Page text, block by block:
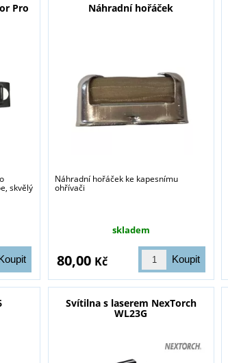
Pro
skvělý
Náhradní hořáček
Náhradní hořáček ke kapesnímu
ohřívači
skladem
80,00 Kč
Svítilna s laserem NexTorch
WL23G